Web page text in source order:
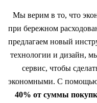
Мы верим в то, что
при бережном
предлагаем новый
технологии и дизайн,
сервис, чтобы
экономными. С помощью
40% от суммы